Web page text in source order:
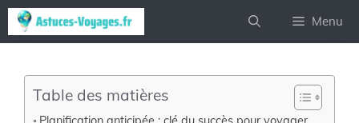
Aller
au
Menu
Table des matières